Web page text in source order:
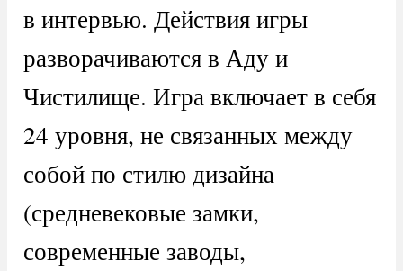
в интервью. Действия игры
разворачиваются в Аду и
Чистилище. Игра включает в себя
24 уровня, не связанных между
собой по стилю дизайна
(средневековые замки,
современные заводы,